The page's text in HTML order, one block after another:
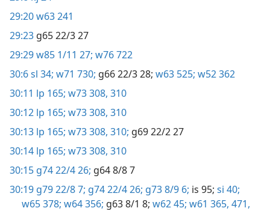
29:20w63 241
29:23 g65 22/3 27
29:29w85 1/11 27; w76 722
30:6sl 34; w71 730; g66 22/3 28; w63 525; w52 362
30:11 lp 165; w73 308, 310
30:12 lp 165; w73 308, 310
30:13 lp 165; w73 308, 310; g69 22/2 27
30:14 lp 165; w73 308, 310
30:15 g74 22/4 26; g64 8/8 7
30:19 g79 22/8 7; g74 22/4 26; g73 8/9 6; is 95; si 40;
w65 378; w64 356; g63 8/1 8; w62 45; w61 365, 471,